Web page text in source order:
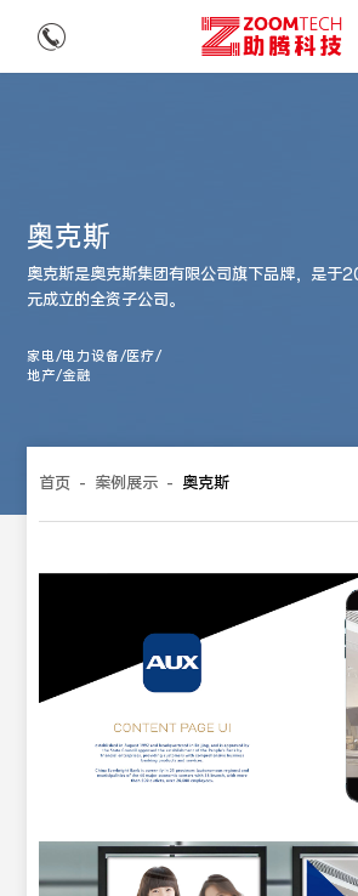
奥克斯
奥克斯是奥克斯集团有限公司旗下品牌，是
元成立的全资子公司。
家电/电力设备/医疗/
地产/金融
首页 - 案例展示 - 奥克斯